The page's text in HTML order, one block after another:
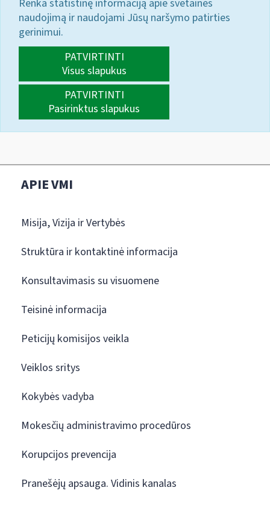
Renka statistinę informaciją apie svetainės
naudojimą ir naudojami Jūsų naršymo patirties
gerinimui.
PATVIRTINTI
Visus slapukus
PATVIRTINTI
Pasirinktus slapukus
APIE VMI
Misija, Vizija ir Vertybės
Struktūra ir kontaktinė informacija
Konsultavimasis su visuomene
Teisinė informacija
Peticijų komisijos veikla
Veiklos sritys
Kokybės vadyba
Mokesčių administravimo procedūros
Korupcijos prevencija
Pranešėjų apsauga. Vidinis kanalas